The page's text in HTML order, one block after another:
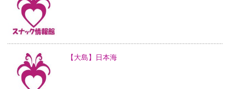
【大島】日本海